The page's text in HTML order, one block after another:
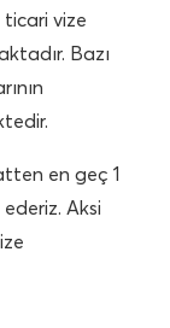
vize
Bazı
en geç 1
Aksi